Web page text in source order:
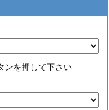
ンを押して下さい